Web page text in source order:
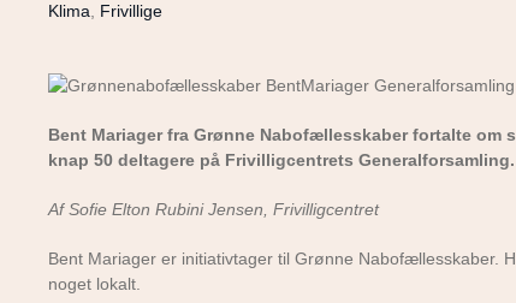
Klima Frivillige
Bent Mariager fra Grønne Nabofællesskaber fortalte
knap 50 deltagere på Frivilligcentrets Generalforsamling.
Af Sofie Elton Rubini Jensen, Frivilligcentret
Bent Mariager er initiativtager til Grønne Nabofællesskaber.
noget lokalt.